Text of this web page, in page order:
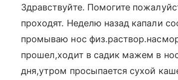
Здравствуйте. Помогите
проходят. Неделю назад капали
промываю нос
прошел,ходит в садик мажем в
дня,утром просыпается сухой